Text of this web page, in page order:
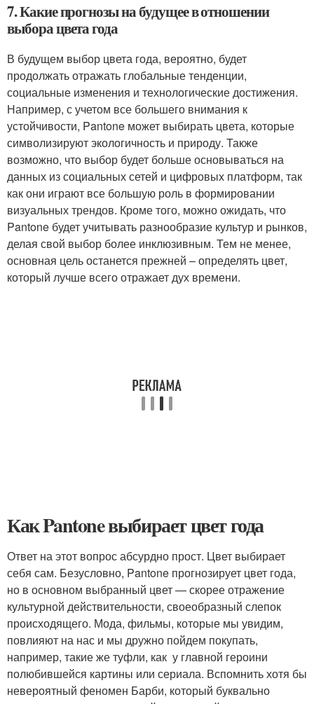
7. Какие прогнозы на будущее в отношении
выбора цвета года
В будущем выбор цвета года, вероятно, будет
продолжать отражать глобальные тенденции,
социальные изменения и технологические достижения.
Например, с учетом все большего внимания к
устойчивости, Pantone может выбирать цвета, которые
символизируют экологичность и природу. Также
возможно, что выбор будет больше основываться на
данных из социальных сетей и цифровых платформ, так
как они играют все большую роль в формировании
визуальных трендов. Кроме того, можно ожидать, что
Pantone будет учитывать разнообразие культур и рынков,
делая свой выбор более инклюзивным. Тем не менее,
основная цель останется прежней – определять цвет,
который лучше всего отражает дух времени.
Как Pantone выбирает цвет года
Ответ на этот вопрос абсурдно прост. Цвет выбирает
себя сам. Безусловно, Pantone прогнозирует цвет года,
но в основном выбранный цвет — скорее отражение
культурной действительности, своеобразный слепок
происходящего. Мода, фильмы, которые мы увидим,
повлияют на нас и мы дружно пойдем покупать,
например, такие же туфли, как у главной героини
полюбившейся картины или сериала. Вспомнить хотя бы
невероятный феномен Барби, который буквально